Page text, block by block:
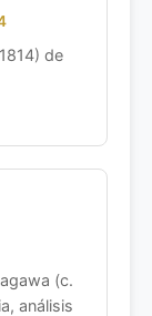
de
(c.
análisis